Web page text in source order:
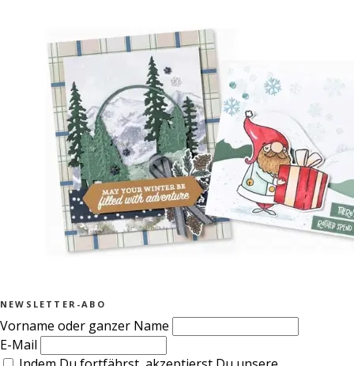
NEWSLETTER-ABO
Vorname oder ganzer Name
E-Mail